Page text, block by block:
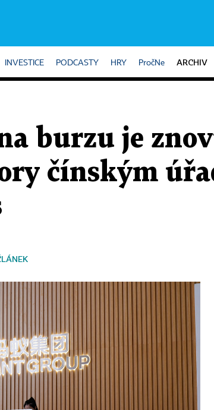
INVESTICE PODCASTY HRY PročNe ARCHIV
burzu je
čínským